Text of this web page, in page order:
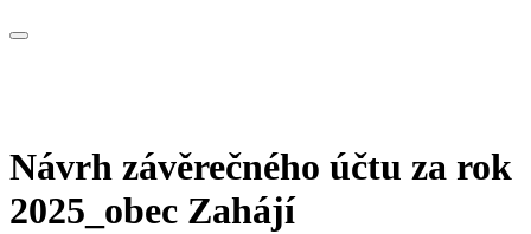
Návrh závěrečného účtu za rok
2025_obec Zahájí